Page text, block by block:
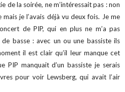
de la soirée, ne m’intéressait pas : non
je l’avais déjà vu deux fois. Je me
de PIP, qui en plus ne m’a pas
basse : avec un ou une bassiste ils
il est clair qu’il leur manque cet
PIP manquait d’un bassiste je serais
pour voir Lewsberg, qui avait l’air